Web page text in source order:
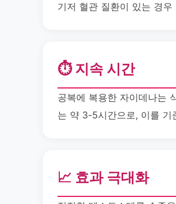
기저 혈관 질환이 있는 경
⏱️ 지속 시간
공복에 복용한 자이데나는
는 약 3-5시간으로, 이를 기
📈 효과 극대화